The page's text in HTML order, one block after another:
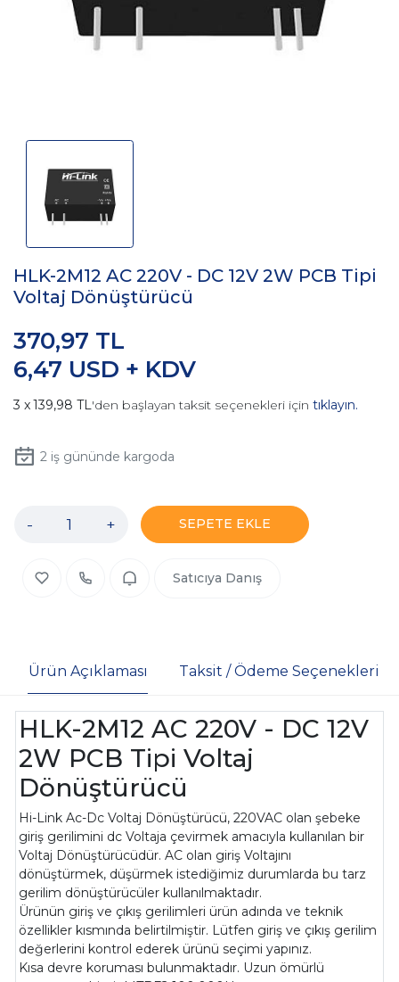
HLK-2M12 AC 220V - DC 12V 2W PCB Tipi
Voltaj Dönüştürücü
6,47 USD + KDV
370,97 TL
139,98 TL'den başlayan taksit seçenekleri için tıklayın.
2iş gününde kargoda
- + SEPETE EKLE
Satıcıya Danış
Ürün Açıklaması Taksit / Ödeme Seçenekleri
HLK-2M12 AC 220V - DC 12V
2W PCB Tipi Voltaj
Dönüştürücü
Hi-Link Ac-Dc Voltaj Dönüştürücü, 220VAC olan şebeke
giriş gerilimini dc Voltaja çevirmek amacıyla kullanılan bir
Voltaj Dönüştürücüdür. AC olan giriş Voltajını
dönüştürmek, düşürmek istediğimiz durumlarda bu tarz
gerilim dönüştürücüler kullanılmaktadır.
Ürünün giriş ve çıkış gerilimleri ürün adında ve teknik
özellikler kısmında belirtilmiştir. Lütfen giriş ve çıkış gerilim
değerlerini kontrol ederek ürünü seçimi yapınız.
Kısa devre koruması bulunmaktadır. Uzun ömürlü